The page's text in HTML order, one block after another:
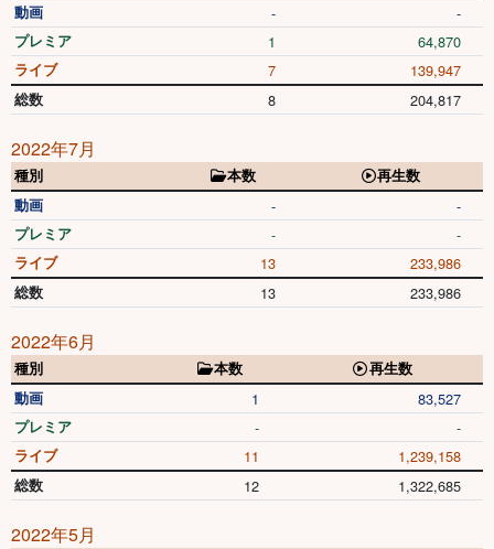
動画
- -
プレミア 1 64,870
ライブ 7 139,947
総数 8 204,817
2022年7月
種別 本数
再生数
動画
- -
プレミア - -
ライブ 13 233,986
総数 13 233,986
2022年6月
種別 本数
再生数
動画
1 83,527
プレミア - -
ライブ 11 1,239,158
総数 12 1,322,685
2022年5月